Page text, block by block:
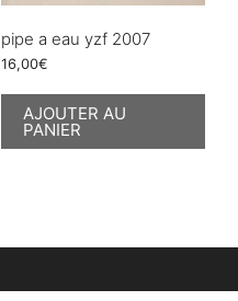
pipe a eau yzf 2007
16,00€
AJOUTER AU
PANIER